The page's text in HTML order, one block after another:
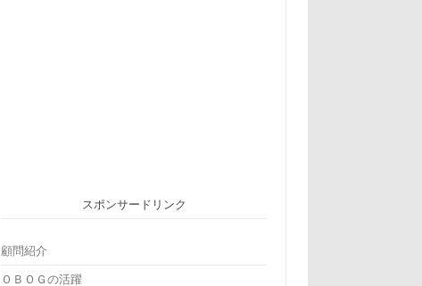
スポンサードリンク
顧問紹介
ＯＢＯＧの活躍